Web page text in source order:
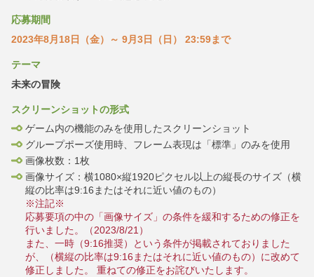
応募期間
2023年8月18日（金）～ 9月3日（日） 23:59まで
テーマ
未来の冒険
スクリーンショットの形式
ゲーム内の機能のみを使用したスクリーンショット
グループポーズ使用時、フレーム表現は「標準」のみを使用
画像枚数：1枚
画像サイズ：横1080×縦1920ピクセル以上の縦長のサイズ（横
縦の比率は9:16またはそれに近い値のもの）
※注記※
応募要項の中の「画像サイズ」の条件を緩和するための修正を
行いました。（2023/8/21）
また、一時（9:16推奨）という条件が掲載されておりました
が、（横縦の比率は9:16またはそれに近い値のもの）に改めて
修正しました。 重ねての修正をお詫びいたします。